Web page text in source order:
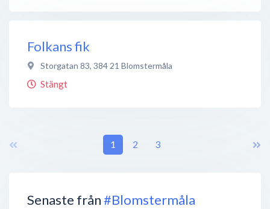
Senaste från#Blomstermåla
Folkans fik
Storgatan 83, 384 21 Blomstermåla
Stängt
1 2 3